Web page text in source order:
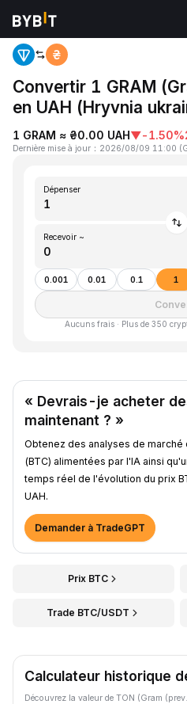
Accueil Gram (prev.
Convertir 1 GRAM
en UAH (Hryvnia
1 GRAM ≈ ₴0.00 UAH▼-1.50%
Dernière mise à jour ： 2026/08/09 11:00 (
Dépenser
Recevoir ~
0.001 0.01 0.1 1
Aucuns frais · Plus de 350
« Devrais-je acheter
maintenant ? »
Obtenez des analyses de marché
(BTC) alimentées par l'IA ainsi
temps réel de l'évolution du prix
UAH.
Demander à TradeGPT
Prix BTC
Trade BTC/USDT
Calculateur historique
Découvrez la valeur de TON (Gram